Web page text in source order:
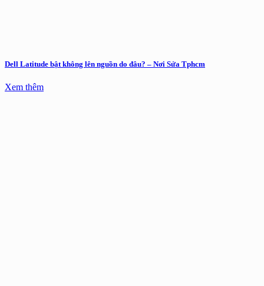
Dell Latitude bật không lên nguồn do đâu? – Nơi Sửa Tphcm
Xem thêm